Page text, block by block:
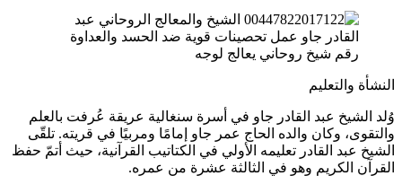
رقم شيخ روحاني يعالج لوجه
النشأة والتعليم
وُلد الشيخ عبد القادر جاو في أسرة سنغالية عريقة عُرفت بالعلم
والتقوى، وكان والده الحاج عمر جاو إمامًا ومربيًا في قريته. تلقّى
الشيخ عبد القادر تعليمه الأولي في الكتاتيب القرآنية، حيث أتمّ حفظ
القرآن الكريم وهو في الثالثة عشرة من عمره.